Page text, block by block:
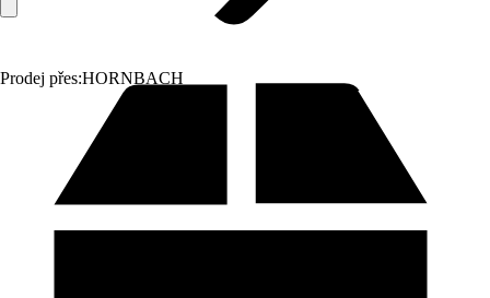
Prodej přes:HORNBACH